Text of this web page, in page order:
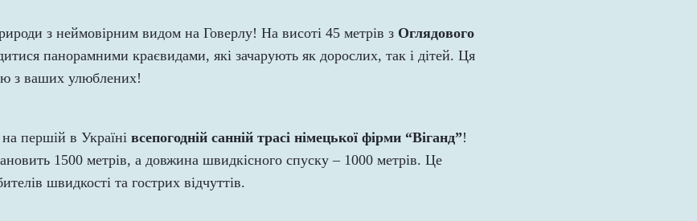
з неймовірним видом на Говерлу! На висоті 45 метрів з Оглядового
панорамними краєвидами, які зачарують як дорослих, так і дітей. Ця
з ваших улюблених!
першій в Україні всепогодній санній трасі німецької фірми “Віганд”!
1500 метрів, а довжина швидкісного спуску – 1000 метрів. Це
швидкості та гострих відчуттів.